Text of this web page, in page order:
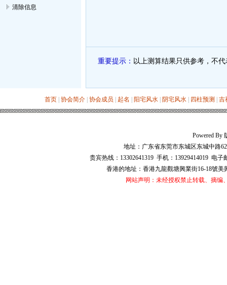
清除信息
重要提示： 以上测算结果只供参考，不
首页 协会简介 协会成员 起名 阳宅风水 阴宅风水 四柱预测 吉
Powered By
地址：广东省东莞市东城区东城中路
贵宾热线：13302641319 手机：13929414019 电
香港的地址：香港九龍觀塘興業街16-18號美
网站声明：未经授权禁止转载、摘编